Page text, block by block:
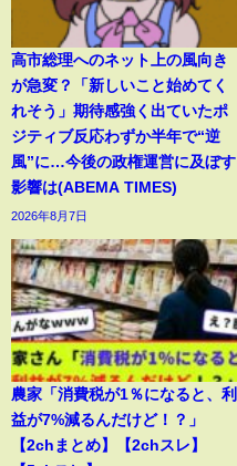
高市総理へのネット上の風向き
が急変？「新しいこと始めてく
れそう」期待感強く出ていたポ
ジティブ反応わずか半年で“逆
風”に…今後の政権運営に及ぼす
影響は(ABEMA TIMES)
2026年8月7日
農家「消費税が1％になると、利
益が7%減るんだけど！？」
【2chまとめ】【2chスレ】